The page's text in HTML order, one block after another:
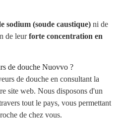
sodium (soude caustique) ni de
de leurforte concentration en
de douche Nuovvo ?
de douche en consultant la
site web. Nous disposons d'un
tout le pays, vous permettant
de chez vous.